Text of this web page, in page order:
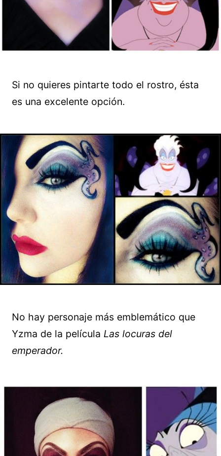
Si no quieres pintarte todo el rostro, ésta
es una excelente opción.
No hay personaje más emblemático que
Yzma de la película Las locuras del
emperador.